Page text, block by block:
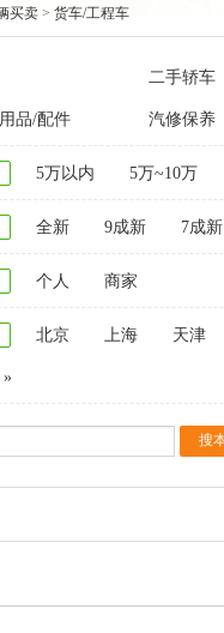
买卖 > 货车/工程车
二手轿车
品/配件 汽修保养
5万以内 5万~10万
全新 9成新 7成新
个人 商家
北京 上海 天津
»